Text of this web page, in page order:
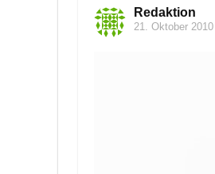
Redaktion
21. Oktober 2010